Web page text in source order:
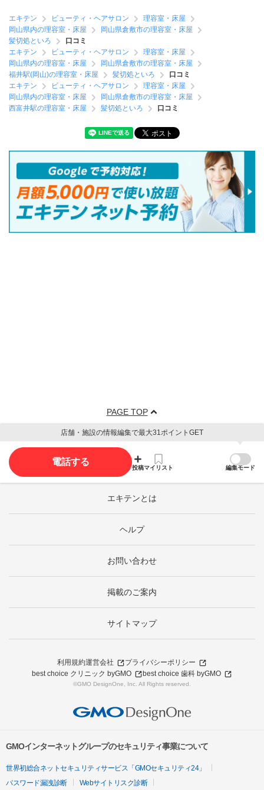
エキテン ビューティ・ヘアサロン
理容室・床屋
岡山県内の理容室・床屋
岡山県倉敷市の理容室・床屋
髪切処といろ
口コミ
エキテン
ビューティ・ヘアサロン
理容室・床屋
岡山県内の理容室・床屋
岡山県倉敷市の理容室・床屋
福井駅(岡山)の理容室・床屋
髪切処といろ
口コミ
エキテン
ビューティ・ヘアサロン
理容室・床屋
岡山県内の理容室・床屋
岡山県倉敷市の理容室・床屋
西富井駅の理容室・床屋
髪切処といろ 口コミ
PAGE TOP
店舗・施設の情報編集で最大31ポイントGET
電話する
投稿マイリスト 編集モード
エキテンとは
ヘルプ
お問い合わせ
掲載のご案内
サイトマップ
利用規約運営会社
プライバシーポリシー
best choice クリニック byGMO
best choice 歯科 byGMO
©GMO DesignOne, Inc. All Rights reserved.
GMOインターネットグループのセキュリティ事業について
世界初総合ネットセキュリティサービス「GMOセキュリティ24」
パスワード漏洩診断
Webサイトリスク診断